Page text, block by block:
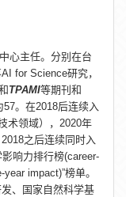
心主任。分别在台
for Science研究，
TPAMI等期刊和
。在2018后连续入
术领域），2020年
之后连续同时入
响力排行榜(career-
impact)”榜单。
、国家自然科学基